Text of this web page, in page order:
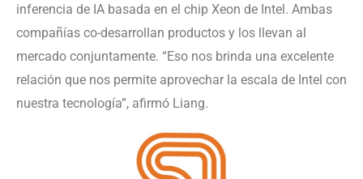
inferencia de IA basada en el chip Xeon de Intel. Ambas
compañías co-desarrollan productos y los llevan al
mercado conjuntamente. “Eso nos brinda una excelente
relación que nos permite aprovechar la escala de Intel con
nuestra tecnología”, afirmó Liang.